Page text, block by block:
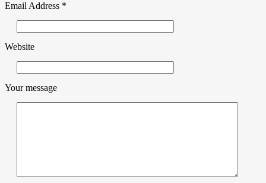
Email Address *
Website
Your message